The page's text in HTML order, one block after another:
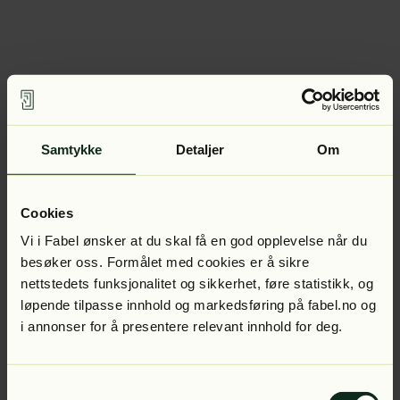
Samtykke Detaljer Om
Cookies
Vi i Fabel ønsker at du skal få en god opplevelse når du
besøker oss. Formålet med cookies er å sikre
nettstedets funksjonalitet og sikkerhet, føre statistikk, og
løpende tilpasse innhold og markedsføring på fabel.no og
i annonser for å presentere relevant innhold for deg.